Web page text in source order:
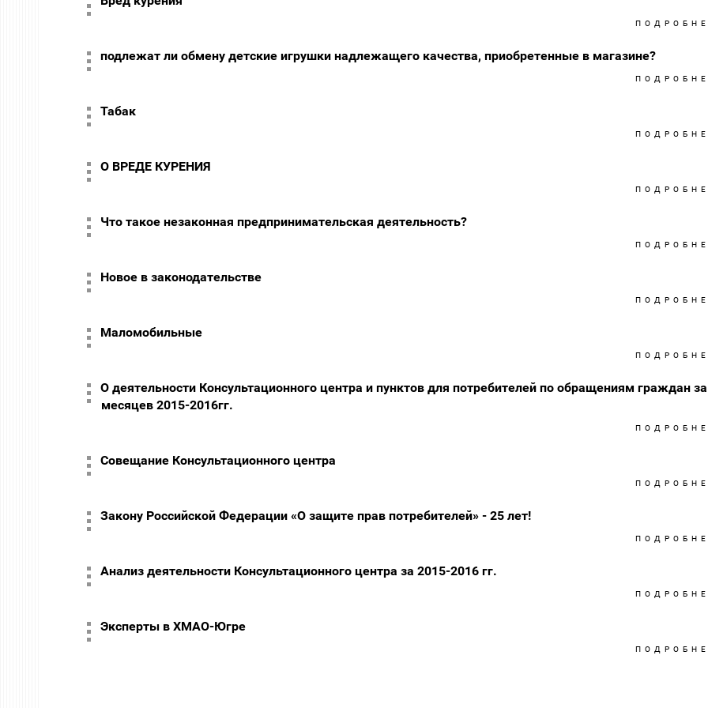
подлежат ли обмену детские игрушки надлежащего качества, приобретенные в магазине?
Табак
О ВРЕДЕ КУРЕНИЯ
Что такое незаконная предпринимательская деятельность?
Новое в законодательстве
Маломобильные
О деятельности Консультационного центра и пунктов для потребителей по обращениям граждан
месяцев 2015-2016гг.
Совещание Консультационного центра
Закону Российской Федерации «О защите прав потребителей» - 25 лет!
Анализ деятельности Консультационного центра за 2015-2016 гг.
Эксперты в ХМАО-Югре